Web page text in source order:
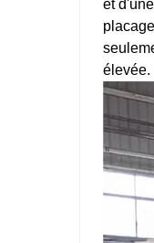
et
élevée.